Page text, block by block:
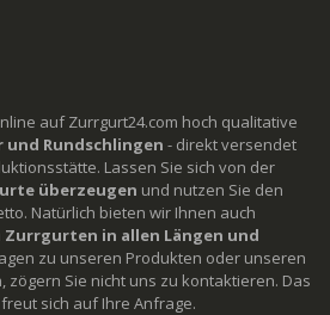
auf Zurrgurt24.com hoch qualitative
Rundschlingen - direkt versendet
Lassen Sie sich von der
überzeugen und nutzen Sie den
Natürlich bieten wir Ihnen auch
Zurrgurten in allen Längen und
zu unseren Produkten oder unseren
zögern Sie nicht uns zu kontaktieren. Das
sich auf Ihre Anfrage.